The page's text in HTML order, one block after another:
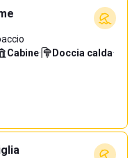
Cabine· Doccia calda·